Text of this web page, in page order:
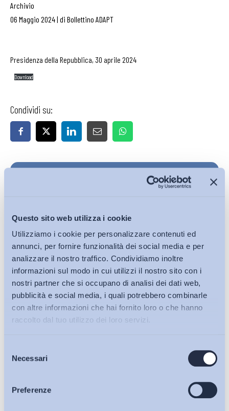
Questo sito web utilizza i cookie
Utilizziamo i cookie per personalizzare contenuti ed
annunci, per fornire funzionalità dei social media e per
analizzare il nostro traffico. Condividiamo inoltre
informazioni sul modo in cui utilizzi il nostro sito con i
nostri partner che si occupano di analisi dei dati web,
pubblicità e social media, i quali potrebbero combinarle
con altre informazioni che hai fornito loro o che hanno
raccolto dal tuo utilizzo dei loro servizi.
delNecessari
Preferenze
Bollettini ADAPT
Articoli
Archivio
06 Maggio 2024| di Bollettino ADAPT
Presidenza della Repubblica, 30 aprile 2024
Download
Condividi su:
Iscriviti alla Newsletter